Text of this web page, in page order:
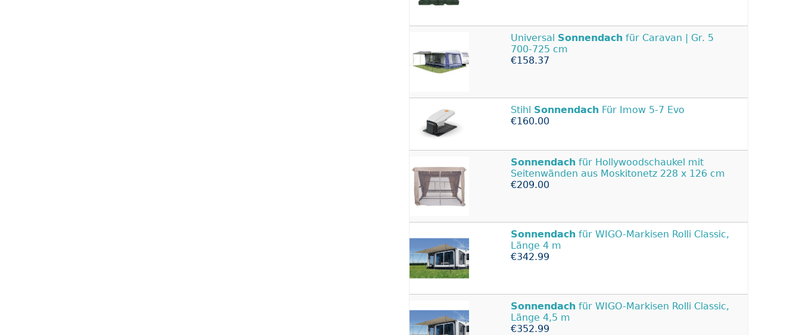
Universal Sonnendach für Caravan | Gr. 5
700-725 cm
€158.37
Stihl Sonnendach Für Imow 5-7 Evo
€160.00
Sonnendach für Hollywoodschaukel mit
Seitenwänden aus Moskitonetz 228 x 126 cm
€209.00
Sonnendach für WIGO-Markisen Rolli Classic,
Länge 4 m
€342.99
Sonnendach für WIGO-Markisen Rolli Classic,
Länge 4,5 m
€352.99